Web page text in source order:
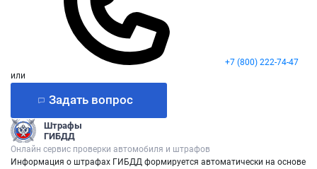
+7 (800) 222-74-47
или
Задать вопрос
Штрафы
ГИБДД
Онлайн сервис проверки автомобиля и штрафов
Информация о штрафах ГИБДД формируется автоматически на основе